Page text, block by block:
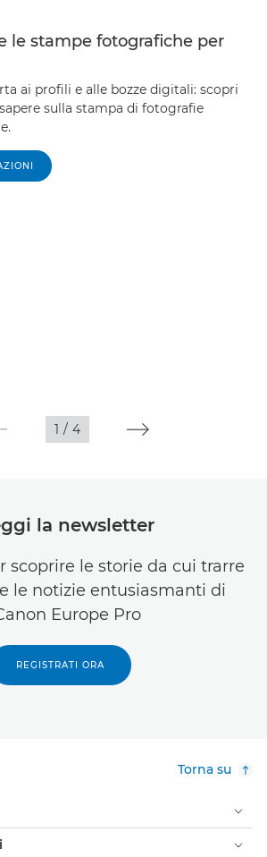
le stampe fotografiche per
ai profili e alle bozze digitali: scopri
sulla stampa di fotografie
1 / 4
la newsletter
scoprire le storie da cui trarre
le notizie entusiasmanti di
Europe Pro
REGISTRATI ORA
Torna su